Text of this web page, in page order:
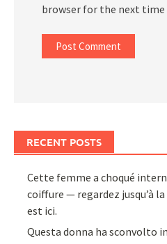
browser for the next
RECENT POSTS
Cette femme a choqué
coiffure — regardez jusqu’à
est ici.
Questa donna ha sconvolto